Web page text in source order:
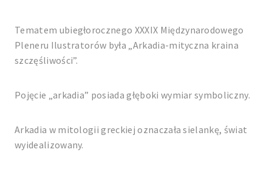
Tematem ubiegłorocznego XXXIX Międzynarodowego
Pleneru Ilustratorów była „Arkadia-mityczna kraina
szczęśliwości”.
Pojęcie „arkadia” posiada głęboki wymiar symboliczny.
Arkadia w mitologii greckiej oznaczała sielankę, świat
wyidealizowany.